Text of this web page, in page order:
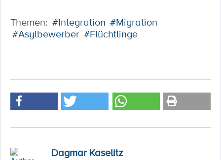
Themen: #Integration #Migration
#Asylbewerber #Flüchtlinge
Dagmar Kaselitz